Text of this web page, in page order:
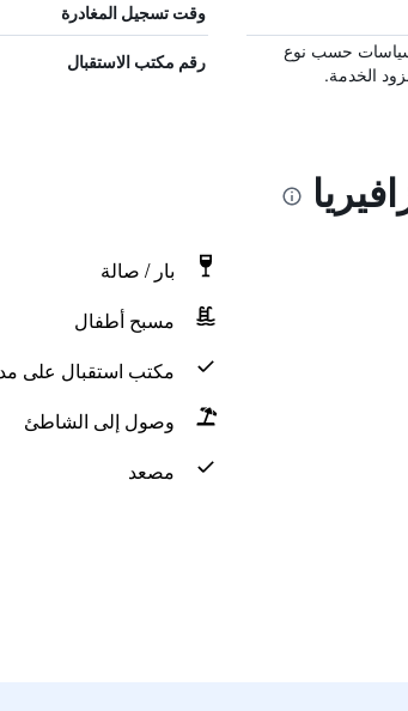
وقت تسجيل المغادرة
حسب نوع
الخدمة.
رقم مكتب الاستقبال
بار / صالة
مسبح أطفال
مكتب استقبال على مدار 24
وصول إلى الشاطئ
مصعد